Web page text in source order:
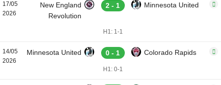
17/05
2026
New England
Revolution
2 - 1 Minnesota United
H1: 1-1
14/05
2026
Minnesota United 0 - 1 Colorado Rapids
H1: 0-1